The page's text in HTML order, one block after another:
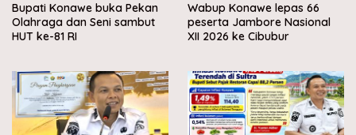
Bupati Konawe buka Pekan
Olahraga dan Seni sambut
HUT ke-81 RI
Wabup Konawe lepas 66
peserta Jambore Nasional
XII 2026 ke Cibubur